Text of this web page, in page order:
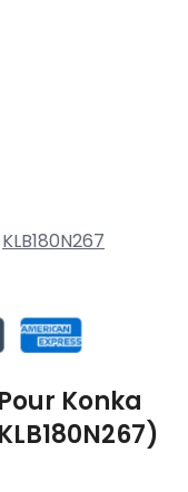
KLB180N267
Konka